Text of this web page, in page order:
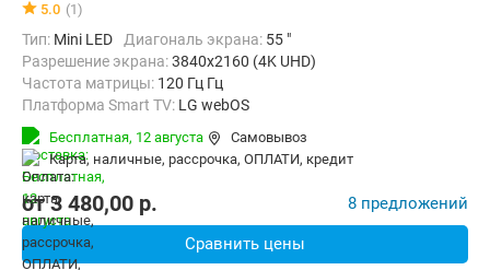
5.0 (1)
Тип: Mini LED Диагональ экрана: 55 "
Разрешение экрана:3840x2160 (4K UHD)
Частота матрицы: 120 Гц Гц
Платформа Smart TV: LG webOS
Беспроводные интерфейсы:
Бесплатная, 12 августа
Самовывоз
карта, наличные, рассрочка, ОПЛАТИ, кредит
от3 480,00 p. 8 предложений
Сравнить цены